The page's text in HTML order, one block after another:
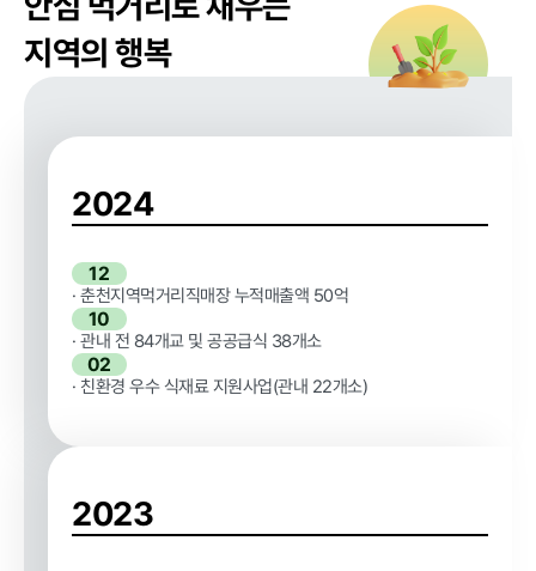
먹거리 거버
넌스
급식사업
춘천관내 학
직매장 사업 생산관리
춘천관내 농
농가소식
자료실
지역의 행복
2024
12
· 춘천지역먹거리직매장 누적매출액 50억
10
· 관내 전 84개교 및 공공급식 38개소
02
· 친환경 우수 식재료 지원사업(관내 22개소)
2023